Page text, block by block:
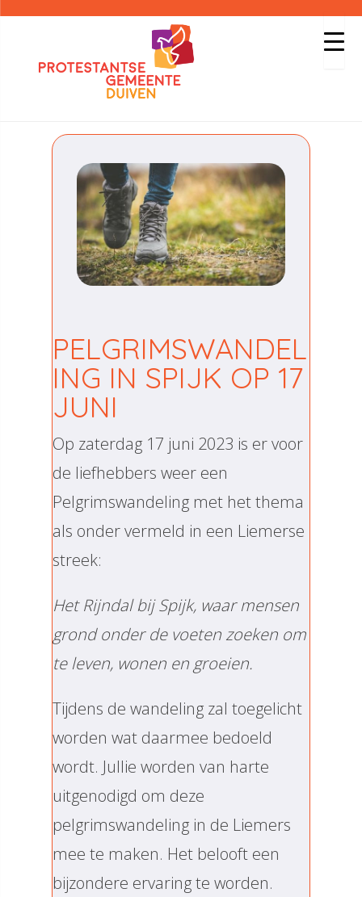
PELGRIMSWANDEL
ING IN SPIJK OP 17
JUNI
Op zaterdag 17 juni 2023 is er voor
de liefhebbers weer een
Pelgrimswandeling met het thema
als onder vermeld in een Liemerse
streek:
Het Rijndal bij Spijk, waar mensen
grond onder de voeten zoeken om
te leven, wonen en groeien.
Tijdens de wandeling zal toegelicht
worden wat daarmee bedoeld
wordt. Jullie worden van harte
uitgenodigd om deze
pelgrimswandeling in de Liemers
mee te maken. Het belooft een
bijzondere ervaring te worden.